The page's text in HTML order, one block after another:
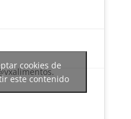
cookies de
este contenido